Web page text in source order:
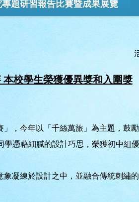
題研習報告比賽暨成果展覽
校學生榮獲優異獎和入圍獎
，今年以「千絲萬旅」為主題，鼓
憑藉細膩的設計巧思，榮獲初中組
凝練於設計之中，並融合傳統刺繡